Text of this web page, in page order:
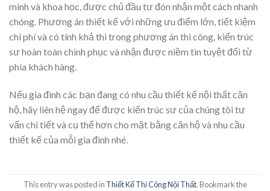
minh và khoa học, được chủ đầu tư đón nhận một cách nhanh
chóng. Phương án thiết kế với những ưu điểm lớn, tiết kiệm
chi phí và có tính khả thi trong phương án thi công, kiến trúc
sư hoàn toàn chinh phục và nhận được niềm tin tuyệt đối từ
phía khách hàng.
Nếu gia đình các bạn đang có nhu cầu thiết kế nội thất căn
hộ, hãy liên hệ ngay để được kiến trúc sư của chúng tôi tư
vấn chi tiết và cụ thể hơn cho mặt bằng căn hộ và nhu cầu
thiết kế của mỗi gia đình nhé.
This entry was posted in Thiết Kế Thi Công Nội Thất. Bookmark the